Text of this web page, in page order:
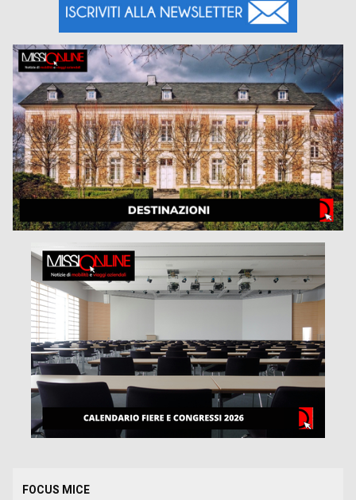
FOCUS MICE